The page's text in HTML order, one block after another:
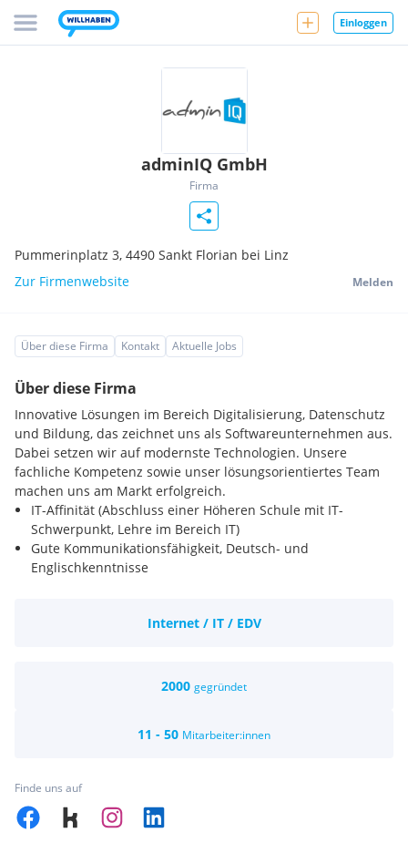
Einloggen
adminIQ GmbH
Firma
Pummerinplatz 3, 4490 Sankt Florian bei Linz
Zur Firmenwebsite
Melden
Über diese Firma Kontakt Aktuelle Jobs
Über diese Firma
Innovative Lösungen im Bereich Digitalisierung, Datenschutz
und Bildung, das zeichnet uns als Softwareunternehmen aus.
Dabei setzen wir auf modernste Technologien. Unsere
fachliche Kompetenz sowie unser lösungsorientiertes Team
machen uns am Markt erfolgreich.
IT-Affinität (Abschluss einer Höheren Schule mit IT-
Schwerpunkt, Lehre im Bereich IT)
Gute Kommunikationsfähigkeit, Deutsch- und
Englischkenntnisse
Spannendes und abwechslungsreiches Tätigkeitsfeld
Abwechslungsreiche Firmenevents, Veranstaltungen
Internet / IT / EDV
2000 gegründet
11 - 50 Mitarbeiter:innen
Finde uns auf